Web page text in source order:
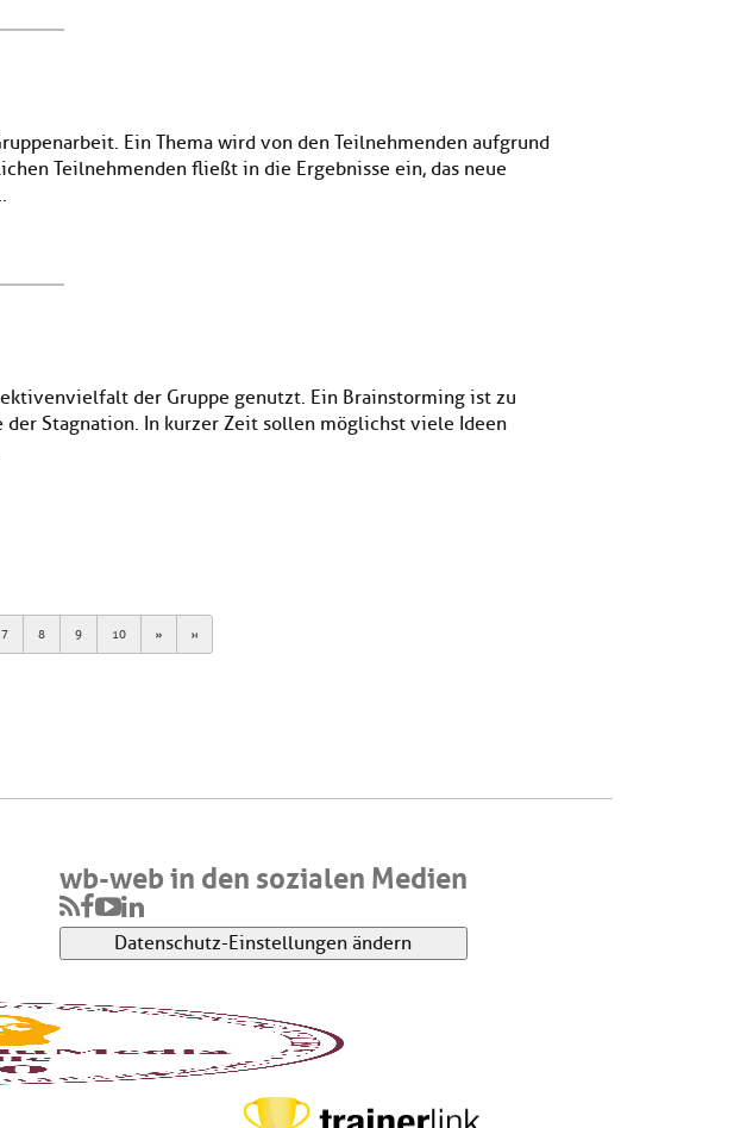
Ein Thema wird von den Teilnehmenden aufgrund
Teilnehmenden fließt in die Ergebnisse ein, das neue
der Gruppe genutzt. Ein Brainstorming ist zu
der Stagnation. In kurzer Zeit sollen möglichst viele Ideen
7 8 9 10 Next Last
wb-web in den sozialen Medien
Datenschutz-Einstellungen ändern